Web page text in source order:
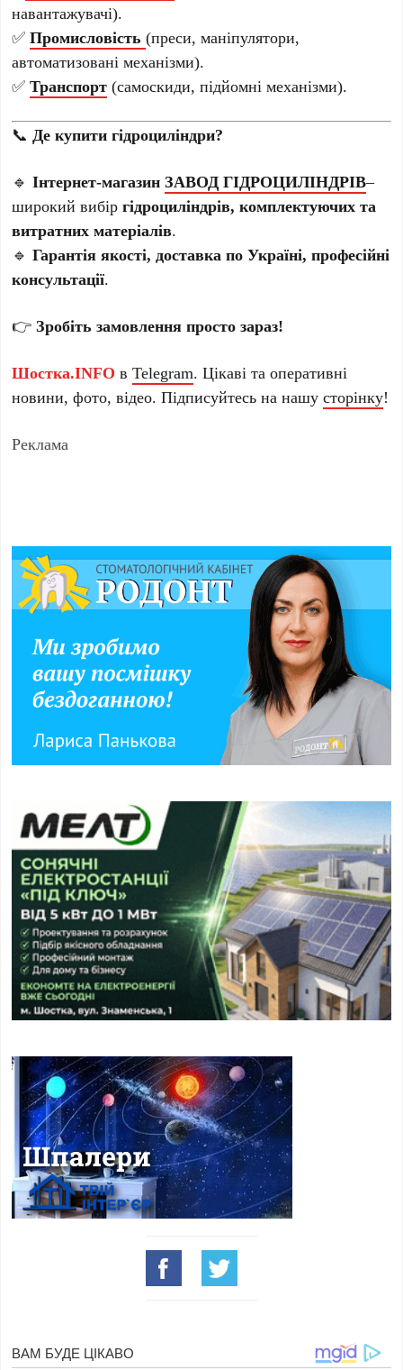
навантажувачі).
✅Промисловість (преси, маніпулятори,
автоматизовані механізми).
✅Транспорт (самоскиди, підйомні механізми).
📞 Де купити гідроциліндри?
🔹Інтернет-магазинЗАВОД ГІДРОЦИЛІНДРІВ–
широкий вибіргідроциліндрів, комплектуючих та
витратних матеріалів.
🔹Гарантія якості, доставка по Україні, професійні
консультації.
👉Зробіть замовлення просто зараз!
Шостка.INFO вTelegram. Цікаві та оперативні
новини, фото, відео. Підписуйтесь на нашусторінку!
Реклама